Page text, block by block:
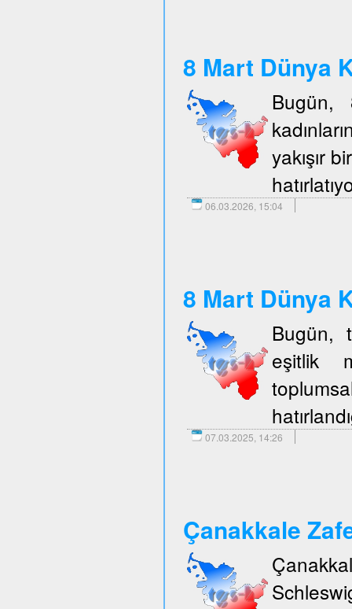
8 Mart Dünya
Bugün,
yakışır
06.03.2026, 15:04
8 Mart Dünya
Bugün,
eşitlik
07.03.2025, 14:26
Çanakkale